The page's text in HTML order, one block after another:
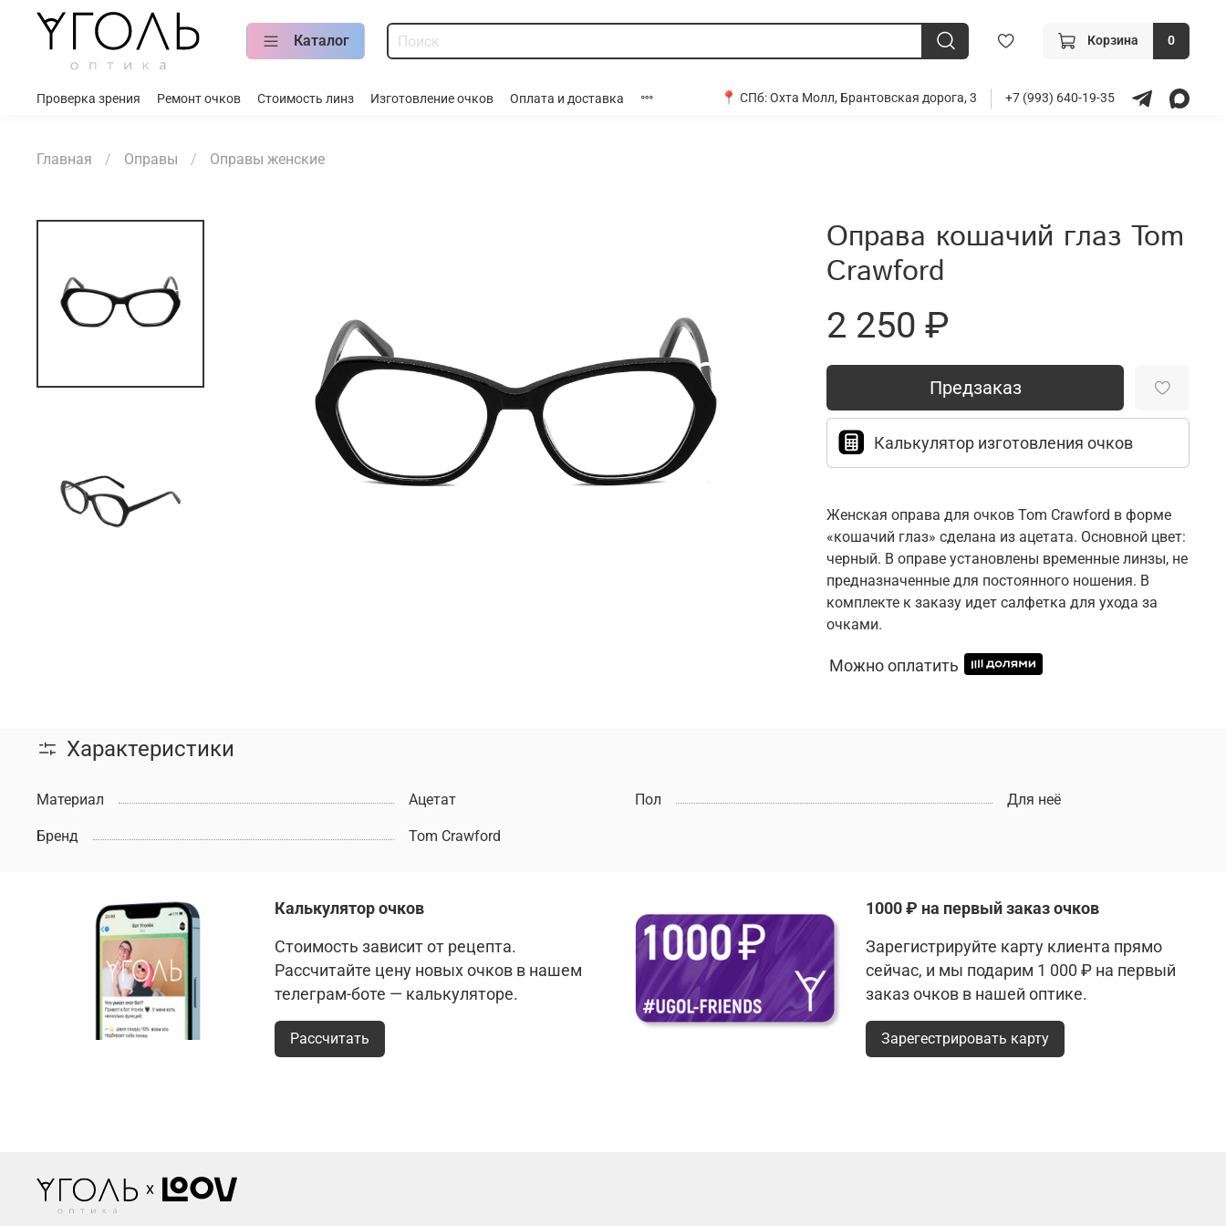
Каталог Корзина 0
Проверка зрения Ремонт очков Стоимость линз Изготовление очков Оплата и доставка 📍 СПб:Охта Молл, Брантовская дорога, 3 +7 (993) 640-19-35
Главная Оправы Оправы женские
Оправа кошачий глаз Tom
Crawford
2 250 ₽
Предзаказ
Калькулятор изготовления очков
Женская оправа для очков Tom Crawford в форме
«кошачий глаз» сделана из ацетата. Основной цвет:
черный. В оправе установлены временные линзы, не
предназначенные для постоянного ношения. В
комплекте к заказу идет салфетка для ухода за
очками.
Можно оплатить
Характеристики
Материал Ацетат Пол Для неё
Бренд Tom Crawford
Калькулятор очков
Стоимость зависит от рецепта.
Рассчитайте цену новых очков в нашем
телеграм-боте — калькуляторе.
Рассчитать
1000 ₽ на первый заказ очков
Зарегистрируйте карту клиента прямо
сейчас, и мы подарим 1 000 ₽ на первый
заказ очков в нашей оптике.
Зарегестрировать карту